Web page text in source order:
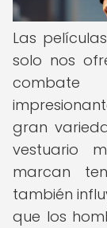
Las
solo nos
gran
vestuario
marcan
también
que los